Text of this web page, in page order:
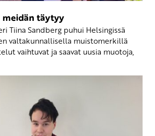
täytyy
Tiina Sandberg puhui Helsingissä
valtakunnallisella muistomerkillä
vaihtuvat ja saavat uusia muotoja,